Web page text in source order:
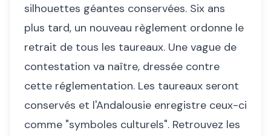
silhouettes géantes conservées. Six ans
plus tard, un nouveau règlement ordonne le
retrait de tous les taureaux. Une vague de
contestation va naître, dressée contre
cette réglementation. Les taureaux seront
conservés et l'Andalousie enregistre ceux-ci
comme "symboles culturels". Retrouvez les